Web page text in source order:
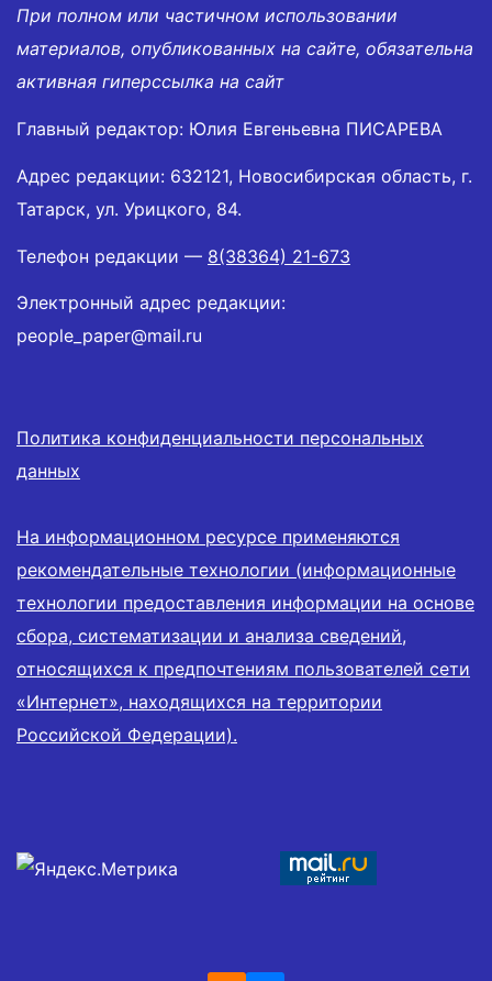
При полном или частичном использовании
материалов, опубликованных на сайте, обязательна
активная гиперссылка на сайт
Главный редактор: Юлия Евгеньевна ПИСАРЕВА
Адрес редакции: 632121, Новосибирская область, г.
Татарск, ул. Урицкого, 84.
Телефон редакции — 8(38364) 21-673
Электронный адрес редакции:
people_paper@mail.ru
Политика конфиденциальности персональных
данных
На информационном ресурсе применяются
рекомендательные технологии (информационные
технологии предоставления информации на основе
сбора, систематизации и анализа сведений,
относящихся к предпочтениям пользователей сети
«Интернет», находящихся на территории
Российской Федерации).